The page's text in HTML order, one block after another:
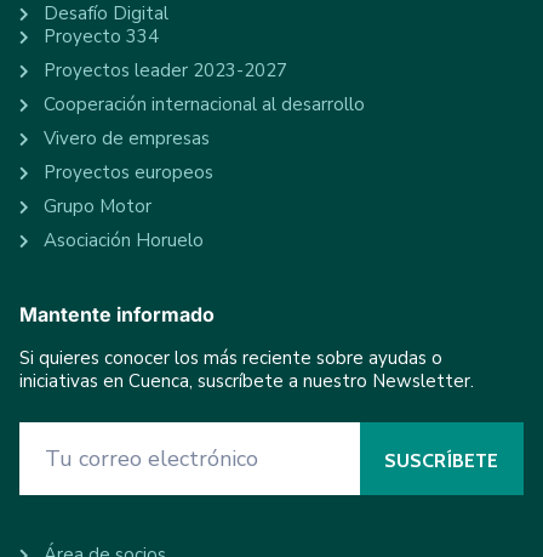
Desafío Digital
Proyecto 334
Proyectos leader 2023-2027
Cooperación internacional al desarrollo
Vivero de empresas
Proyectos europeos
Grupo Motor
Asociación Horuelo
Mantente informado
Si quieres conocer los más reciente sobre ayudas o
iniciativas en Cuenca, suscríbete a nuestro Newsletter.